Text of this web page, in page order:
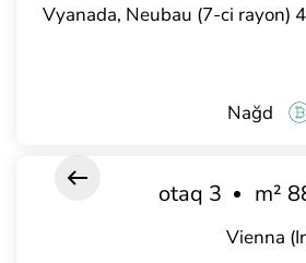
Vyanada, Neubau (7-ci rayon)
Nağd
88
3 otaq